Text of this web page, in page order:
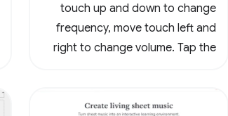
touch up and down to change
frequency, move touch left and
right to change volume. Tap the
the loop. Tap the waveform icons